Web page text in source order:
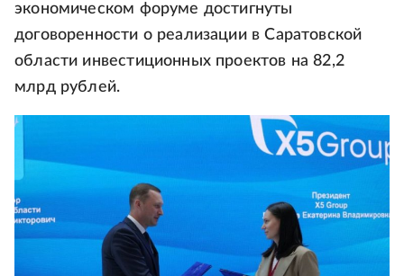
экономическом форуме достигнуты
договоренности о реализации в Саратовской
области инвестиционных проектов на 82,2
млрд рублей.